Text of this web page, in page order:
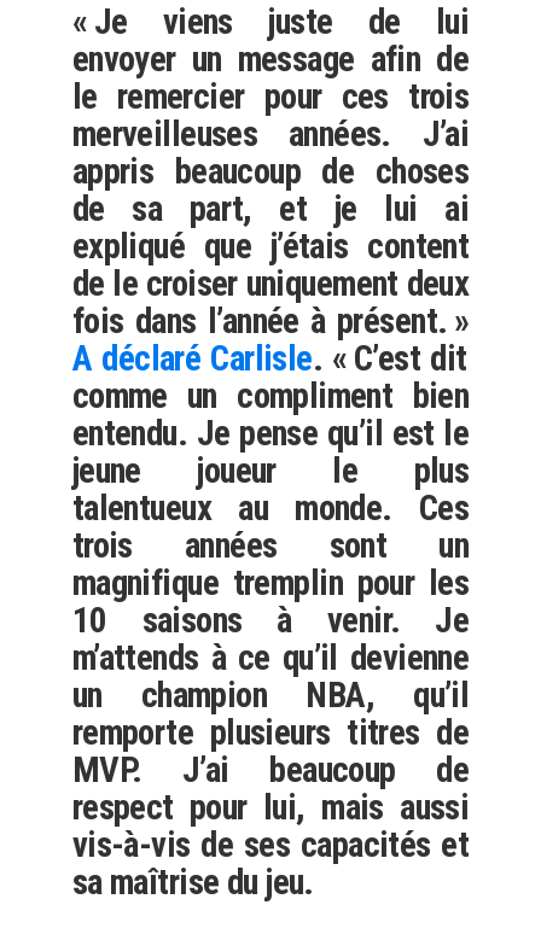
« Je viens juste de lui
envoyer un message afin de
le remercier pour ces trois
merveilleuses années. J’ai
appris beaucoup de choses
de sa part, et je lui ai
expliqué que j’étais content
de le croiser uniquement deux
fois dans l’année à présent. »
A déclaré Carlisle. « C’est dit
comme un compliment bien
entendu. Je pense qu’il est le
jeune joueur le plus
talentueux au monde. Ces
trois années sont un
magnifique tremplin pour les
10 saisons à venir. Je
m’attends à ce qu’il devienne
un champion NBA, qu’il
remporte plusieurs titres de
MVP. J’ai beaucoup de
respect pour lui, mais aussi
vis-à-vis de ses capacités et
sa maîtrise du jeu.